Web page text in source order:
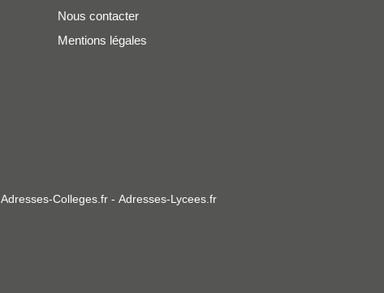
Nous contacter
Mentions légales
Adresses-Colleges.fr- Adresses-Lycees.fr